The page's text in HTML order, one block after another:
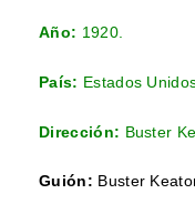
Año: 1920.
País: Estados
Dirección: Buster
Guión: Buster